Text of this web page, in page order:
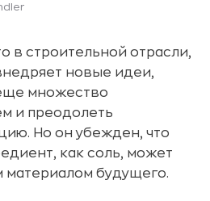
в строительной отрасли,
новые идеи,
множество
и преодолеть
Но он убежден, что
как соль, может
материалом будущего.